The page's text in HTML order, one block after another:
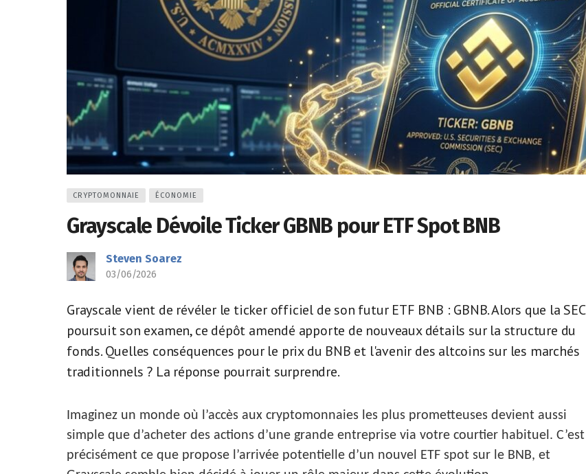
CRYPTOMONNAIE ÉCONOMIE
Grayscale Dévoile Ticker GBNB pour ETF Spot BNB
Steven Soarez
03/06/2026
Grayscale vient de révéler le ticker officiel de son futur ETF BNB : GBNB. Alors que la SEC
poursuit son examen, ce dépôt amendé apporte de nouveaux détails sur la structure du
fonds. Quelles conséquences pour le prix du BNB et l'avenir des altcoins sur les marchés
traditionnels ? La réponse pourrait surprendre.
Imaginez un monde où l’accès aux cryptomonnaies les plus prometteuses devient aussi
simple que d’acheter des actions d’une grande entreprise via votre courtier habituel. C’est
précisément ce que propose l’arrivée potentielle d’un nouvel ETF spot sur le BNB, et